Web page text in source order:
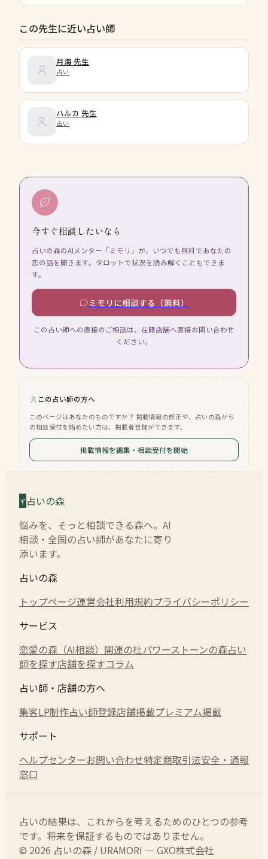
この先生に近い占い師
月海 先生
占い
ハルカ 先生
占い
今すぐ相談したいなら
占いの森のAIメンター「ミモリ」が、いつでも無料であなたの
恋の話を聞きます。タロットで状況を読み解くこともできま
す。
ミモリに相談する（無料）
この占い師への直接のご相談は、在籍店舗へ直接お問い合わせ
ください。
この占い師の方へ
このページはあなたのものですか？ 掲載情報の修正や、占いの森から
の相談受付を始めたい方は、掲載者登録ができます。
掲載情報を編集・相談受付を開始
占いの森
悩みを、そっと相談できる森へ。AI
相談・全国の占い師があなたに寄り
添います。
占いの森
トップページ運営会社利用規約プライバシーポリシー
サービス
恋愛の森（AI相談） 開運の杜パワーストーンの森占い
師を探す店舗を探すコラム
占い師・店舗の方へ
集客LP制作占い師登録店舗掲載プレミアム掲載
サポート
ヘルプセンターお問い合わせ特定商取引法安全・通報
窓口
占いの結果は、これからを考えるためのひとつの参考
です。将来を保証するものではありません。
© 2026 占いの森 / URAMORI — GXO株式会社